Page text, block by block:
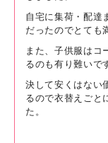
自宅に集荷・配達
だったのでとても
また、子供服はコ
るのも有り難いで
決して安くはない
るので衣替えごと
た。